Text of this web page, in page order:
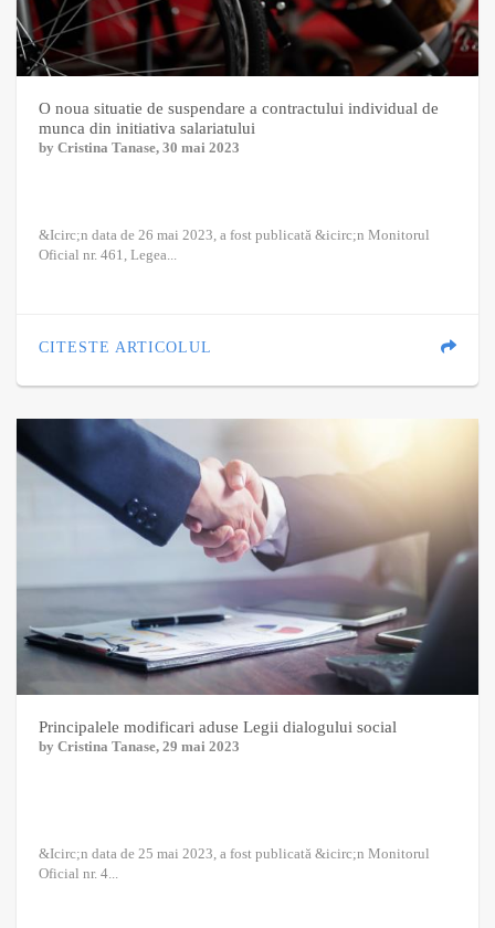
O noua situatie de suspendare a contractului individual de
munca din initiativa salariatului
by Cristina Tanase, 30 mai 2023
&Icirc;n data de 26 mai 2023, a fost publicată &icirc;n Monitorul
Oficial nr. 461, Legea...
CITESTE ARTICOLUL
Principalele modificari aduse Legii dialogului social
by Cristina Tanase, 29 mai 2023
&Icirc;n data de 25 mai 2023, a fost publicată &icirc;n Monitorul
Oficial nr. 4...